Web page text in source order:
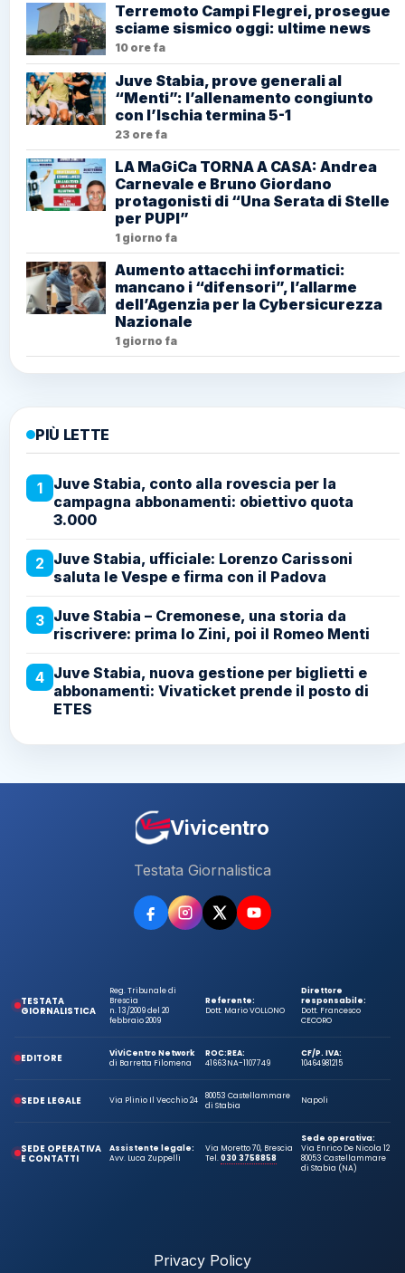
Terremoto Campi Flegrei, prosegue
sciame sismico oggi: ultime news
10 ore fa
Juve Stabia, prove generali al
“Menti”: l’allenamento congiunto
con l’Ischia termina 5-1
23 ore fa
LA MaGiCa TORNA A CASA: Andrea
Carnevale e Bruno Giordano
protagonisti di “Una Serata di Stelle
per PUPI”
1 giorno fa
Aumento attacchi informatici:
mancano i “difensori”, l’allarme
dell’Agenzia per la Cybersicurezza
Nazionale
1 giorno fa
PIÙ LETTE
1
Juve Stabia, conto alla rovescia per la
campagna abbonamenti: obiettivo quota
3.000
2 Juve Stabia, ufficiale: Lorenzo Carissoni
saluta le Vespe e firma con il Padova
3 Juve Stabia – Cremonese, una storia da
riscrivere: prima lo Zini, poi il Romeo Menti
4 Juve Stabia, nuova gestione per biglietti e
abbonamenti: Vivaticket prende il posto di
ETES
Vivicentro
Testata Giornalistica
TESTATA
GIORNALISTICA
Reg. Tribunale di
Brescia
n. 13/2009 del 20
febbraio 2009
Referente:
Dott. Mario VOLLONO
Direttore
responsabile:
Dott. Francesco
CECORO
EDITORE
ViViCentro Network
di Barretta Filomena
ROC:
41663
REA:
NA-1107749
CF/P. IVA:
10464981215
SEDE LEGALE Via Plinio Il Vecchio 24
80053 Castellammare
di Stabia
Napoli
SEDE OPERATIVA
E CONTATTI
Assistente legale:
Avv. Luca Zuppelli
Via Moretto 70, Brescia
Tel.030 3758858
Sede operativa:
Via Enrico De Nicola 12
80053 Castellammare
di Stabia (NA)
Privacy Policy